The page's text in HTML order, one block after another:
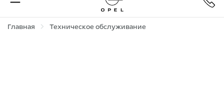
Главная Техническое обслуживание